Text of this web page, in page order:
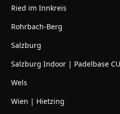
Ried im Innkreis
Rohrbach-Berg
Salzburg
Salzburg Indoor | Padelbase
Wels
Wien | Hietzing